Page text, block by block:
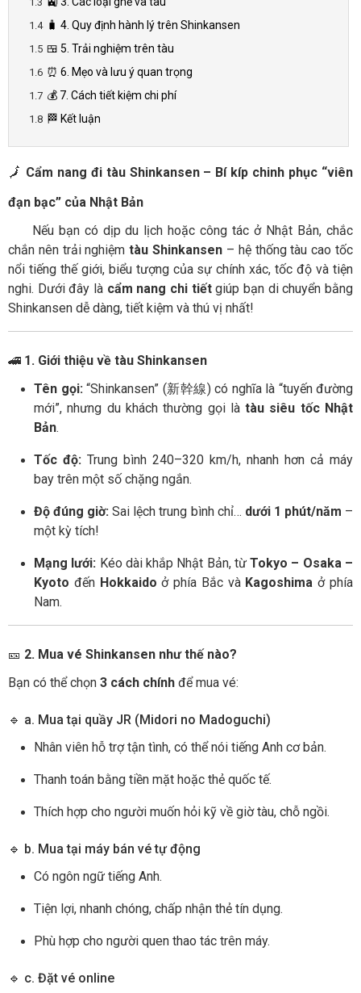
🧳 4. Quy định hành lý trên Shinkansen
🍱 5. Trải nghiệm trên tàu
⏰ 6. Mẹo và lưu ý quan trọng
💰 7. Cách tiết kiệm chi phí
🏁 Kết luận
🗾 Cẩm nang đi tàu Shinkansen – Bí kíp chinh phục “viên
đạn bạc” của Nhật Bản
Nếu bạn có dịp du lịch hoặc công tác ở Nhật Bản, chắc
chắn nên trải nghiệmtàu Shinkansen – hệ thống tàu cao tốc
nổi tiếng thế giới, biểu tượng của sự chính xác, tốc độ và tiện
nghi. Dưới đây là cẩm nang chi tiếtgiúp bạn di chuyển bằng
Shinkansen dễ dàng, tiết kiệm và thú vị nhất!
🚄 1. Giới thiệu về tàu Shinkansen
Tên gọi: “Shinkansen” (新幹線) có nghĩa là “tuyến đường
mới”, nhưng du khách thường gọi làtàu siêu tốc Nhật
Bản.
Tốc độ: Trung bình 240–320 km/h, nhanh hơn cả máy
bay trên một số chặng ngắn.
Độ đúng giờ: Sai lệch trung bình chỉ… dưới 1 phút/năm –
một kỳ tích!
Mạng lưới: Kéo dài khắp Nhật Bản, từTokyo – Osaka –
Kyoto đến Hokkaido ở phía Bắc và Kagoshima ở phía
Nam.
🎫 2. Mua vé Shinkansen như thế nào?
Bạn có thể chọn 3 cách chính để mua vé:
🔹 a. Mua tại quầy JR (Midori no Madoguchi)
Nhân viên hỗ trợ tận tình, có thể nói tiếng Anh cơ bản.
Thanh toán bằng tiền mặt hoặc thẻ quốc tế.
Thích hợp cho người muốn hỏi kỹ về giờ tàu, chỗ ngồi.
🔹 b. Mua tại máy bán vé tự động
Có ngôn ngữ tiếng Anh.
Tiện lợi, nhanh chóng, chấp nhận thẻ tín dụng.
Phù hợp cho người quen thao tác trên máy.
🔹 c. Đặt vé online